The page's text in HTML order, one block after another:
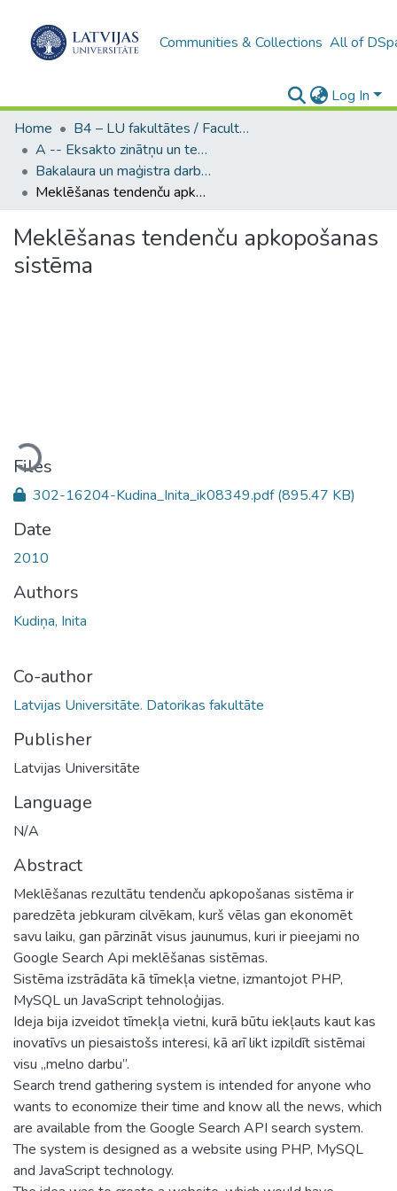
Communities & Collections All of
Log In
Home
B4 – LU fakultātes / Faculties of the UL
A -- Eksakto zinātņu un tehnoloģiju fakultāte / Faculty of Science and Technology
Bakalaura un maģistra darbi (EZTF) / Bachelor's and Master's theses
Meklēšanas tendenču apkopošanas sistēma
Meklēšanas tendenču apkopošanas
sistēma
Loading...
Files
302-16204-Kudina_Inita_ik08349.pdf(895.47 KB)
Date
2010
Authors
Kudiņa, Inita
Co-author
Latvijas Universitāte. Datorikas fakultāte
Publisher
Latvijas Universitāte
Language
N/A
Abstract
Meklēšanas rezultātu tendenču apkopošanas sistēma ir
paredzēta jebkuram cilvēkam, kurš vēlas gan ekonomēt
savu laiku, gan pārzināt visus jaunumus, kuri ir pieejami no
Google Search Api meklēšanas sistēmas.
Sistēma izstrādāta kā tīmekļa vietne, izmantojot PHP,
MySQL un JavaScript tehnoloģijas.
Ideja bija izveidot tīmekļa vietni, kurā būtu iekļauts kaut kas
inovatīvs un piesaistošs interesi, kā arī likt izpildīt sistēmai
visu „melno darbu”.
Search trend gathering system is intended for anyone who
wants to economize their time and know all the news, which
are available from the Google Search API search system.
The system is designed as a website using PHP, MySQL
and JavaScript technology.